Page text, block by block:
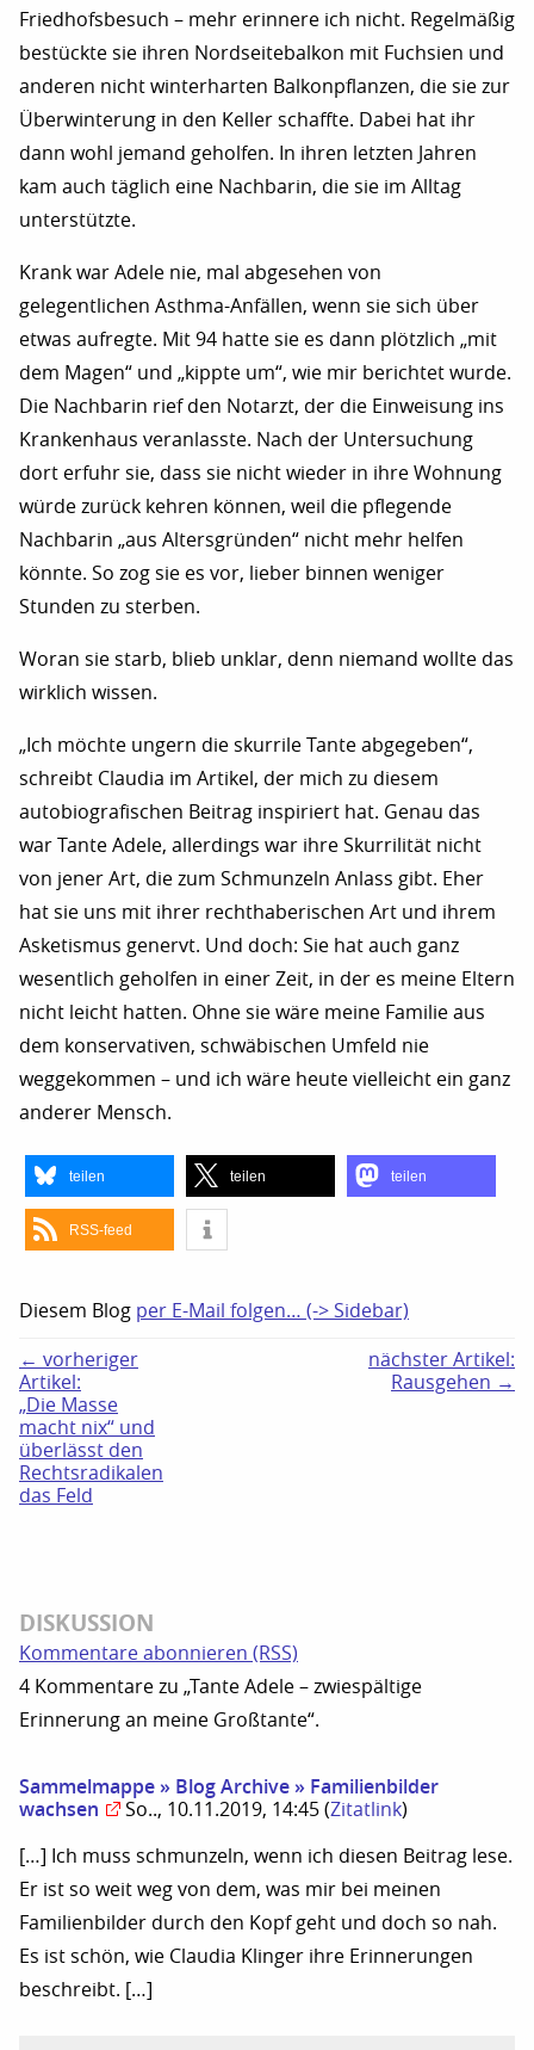
Friedhofsbesuch – mehr erinnere ich nicht. Regelmäßig
bestückte sie ihren Nordseitebalkon mit Fuchsien und
anderen nicht winterharten Balkonpflanzen, die sie zur
Überwinterung in den Keller schaffte. Dabei hat ihr
dann wohl jemand geholfen. In ihren letzten Jahren
kam auch täglich eine Nachbarin, die sie im Alltag
unterstützte.
Krank war Adele nie, mal abgesehen von
gelegentlichen Asthma-Anfällen, wenn sie sich über
etwas aufregte. Mit 94 hatte sie es dann plötzlich „mit
dem Magen“ und „kippte um“, wie mir berichtet wurde.
Die Nachbarin rief den Notarzt, der die Einweisung ins
Krankenhaus veranlasste. Nach der Untersuchung
dort erfuhr sie, dass sie nicht wieder in ihre Wohnung
würde zurück kehren können, weil die pflegende
Nachbarin „aus Altersgründen“ nicht mehr helfen
könnte. So zog sie es vor, lieber binnen weniger
Stunden zu sterben.
Woran sie starb, blieb unklar, denn niemand wollte das
wirklich wissen.
„Ich möchte ungern die skurrile Tante abgegeben“,
schreibt Claudia im Artikel, der mich zu diesem
autobiografischen Beitrag inspiriert hat. Genau das
war Tante Adele, allerdings war ihre Skurrilität nicht
von jener Art, die zum Schmunzeln Anlass gibt. Eher
hat sie uns mit ihrer rechthaberischen Art und ihrem
Asketismus genervt. Und doch: Sie hat auch ganz
wesentlich geholfen in einer Zeit, in der es meine Eltern
nicht leicht hatten. Ohne sie wäre meine Familie aus
dem konservativen, schwäbischen Umfeld nie
weggekommen – und ich wäre heute vielleicht ein ganz
anderer Mensch.
teilen teilen teilen
RSS-feed
Diesem Blog per E-Mail folgen… (-> Sidebar)
← vorheriger
Artikel:
„Die Masse
macht nix“ und
überlässt den
Rechtsradikalen
das Feld
nächster Artikel:
Rausgehen →
DISKUSSION
Kommentare abonnieren (RSS)
4 Kommentare zu „Tante Adele – zwiespältige
Erinnerung an meine Großtante“.
Sammelmappe » Blog Archive » Familienbilder
wachsen
So.., 10.11.2019, 14:45 (Zitatlink)
[…] Ich muss schmunzeln, wenn ich diesen Beitrag lese.
Er ist so weit weg von dem, was mir bei meinen
Familienbilder durch den Kopf geht und doch so nah.
Es ist schön, wie Claudia Klinger ihre Erinnerungen
beschreibt. […]